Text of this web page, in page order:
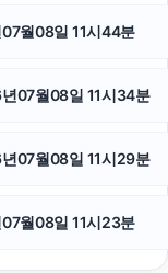
월08일 11시44분
07월08일 11시34분
07월08일 11시29분
월08일 11시23분